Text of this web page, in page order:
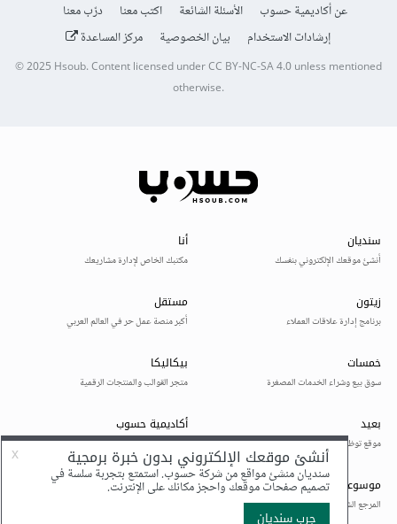
عن أكاديمية حسوب الأسئلة الشائعة اكتب معنا
درّب معنا
إرشادات الاستخدام
بيان الخصوصية مركز المساعدة
© 2025Hsoub.Content licensed underCC BY-NC-SA 4.0unless mentioned
otherwise.